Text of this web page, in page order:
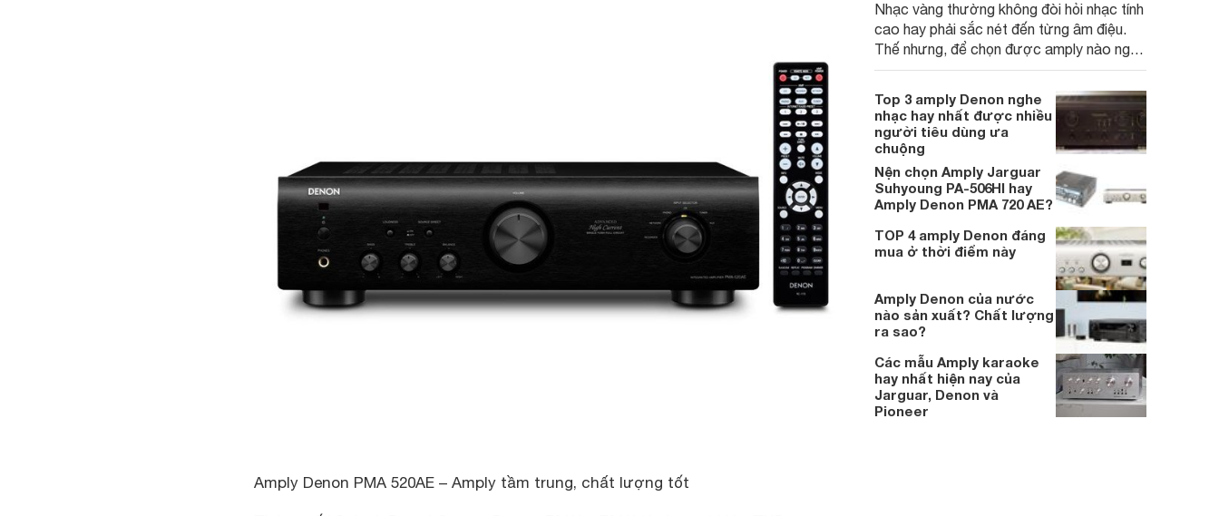
Amply Denon PMA 520AE – Amply tầm trung, chất lượng tốt
Nhạc vàng thường không đòi hỏi nhạc tính
cao hay phải sắc nét đến từng âm điệu.
Thế nhưng, để chọn được amply nào nghe
nhạc vàng hay nhất lại không hề đơn giản.
Nhiều người thắc mắc nên lựa chọn
Denon hay Pioneer. Websosanh sẽ phân
tích để giúp bạn lựa chọn dễ dàng hơn nhé!
Top 3 amply Denon nghe
nhạc hay nhất được nhiều
người tiêu dùng ưa
chuộng
Nện chọn Amply Jarguar
Suhyoung PA-506HI hay
Amply Denon PMA 720 AE?
TOP 4 amply Denon đáng
mua ở thời điểm này
Amply Denon của nước
nào sản xuất? Chất lượng
ra sao?
Các mẫu Amply karaoke
hay nhất hiện nay của
Jarguar, Denon và
Pioneer